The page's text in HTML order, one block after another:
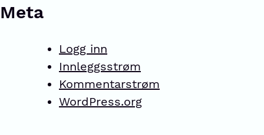
Meta
Logg inn
Innleggsstrøm
Kommentarstrøm
WordPress.org